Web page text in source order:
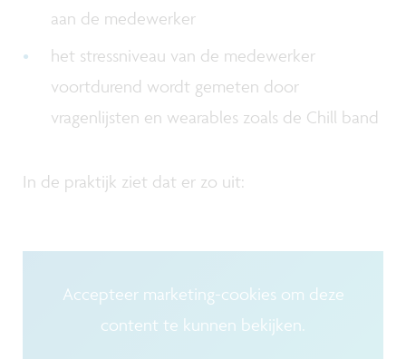
aan de medewerker
het stressniveau van de medewerker
voortdurend wordt gemeten door
vragenlijsten en wearables zoals de Chill band
In de praktijk ziet dat er zo uit:
Accepteer marketing-cookies om deze
content te kunnen bekijken.